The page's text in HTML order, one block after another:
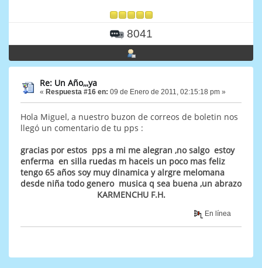
8041
Re: Un Año,,,ya
« Respuesta #16 en: 09 de Enero de 2011, 02:15:18 pm »
Hola Miguel, a nuestro buzon de correos de boletin nos
llegó un comentario de tu pps :
gracias por estos pps a mi me alegran ,no salgo estoy
enferma en silla ruedas m haceis un poco mas feliz
tengo 65 años soy muy dinamica y alrgre melomana
desde niña todo genero musica q sea buena ,un abrazo
KARMENCHU F.H.
En línea